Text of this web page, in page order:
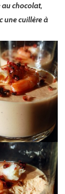
chocolat,
une cuillère à